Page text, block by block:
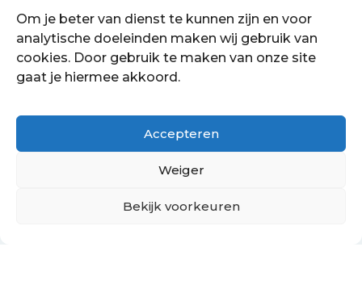
Om je beter van dienst te kunnen zijn en voor
analytische doeleinden maken wij gebruik van
cookies. Door gebruik te maken van onze site
gaat je hiermee akkoord.
Accepteren
Weiger
Bekijk voorkeuren
Over ons
Over ons
Showroom
Offerte aanvragen
Copyright © 2021 - 2022 Petersstoffering | KVK:
Hoe kan ik je helpen?